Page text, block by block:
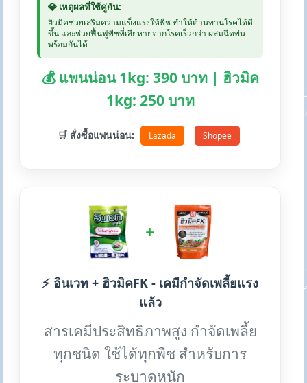
💎 เหตุผลที่ใช้คู่กัน:
ฮิวมิคช่วยเสริมความแข็งแรงให้พืช ทำให้ต้านทานโรคได้ดี
ขึ้น และช่วยฟื้นฟูพืชที่เสียหายจากโรคเร็วกว่า ผสมฉีดพ่น
พร้อมกันได้
💰 แพนน่อน 1kg: 390 บาท | ฮิวมิค
1kg: 250 บาท
🛒 สั่งซื้อแพนน่อน: Lazada Shopee
+
⚡ อินเวท + ฮิวมิคFK - เคมีกำจัดเพลี้ยแรง
แล้ว
สารเคมีประสิทธิภาพสูง กำจัดเพลี้ย
ทุกชนิด ใช้ได้ทุกพืช สำหรับการ
ระบาดหนัก